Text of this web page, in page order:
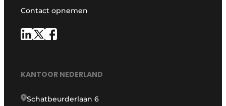
Contact opnemen
KANTOOR NEDERLAND
Schatbeurderlaan 6